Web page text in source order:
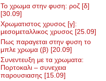
Το χρωμα στην φυση: ροζ [δ]
[30.09]
Χρωματιστος χρυσος [γ]:
μεσομεταλλικος χρυσος [25.09]
Πως παραγεται στην φυση το
μπλε χρωμα (β) [20.09]
Συνεντευξη με τα χρωματα:
Πορτοκαλι – συνεχεια
παρουσιασης [15.09]